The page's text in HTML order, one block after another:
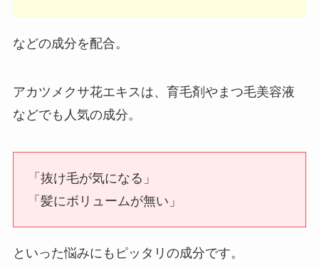
などの成分を配合。
アカツメクサ花エキスは、育毛剤やまつ毛美容液
などでも人気の成分。
「抜け毛が気になる」
「髪にボリュームが無い」
といった悩みにもピッタリの成分です。